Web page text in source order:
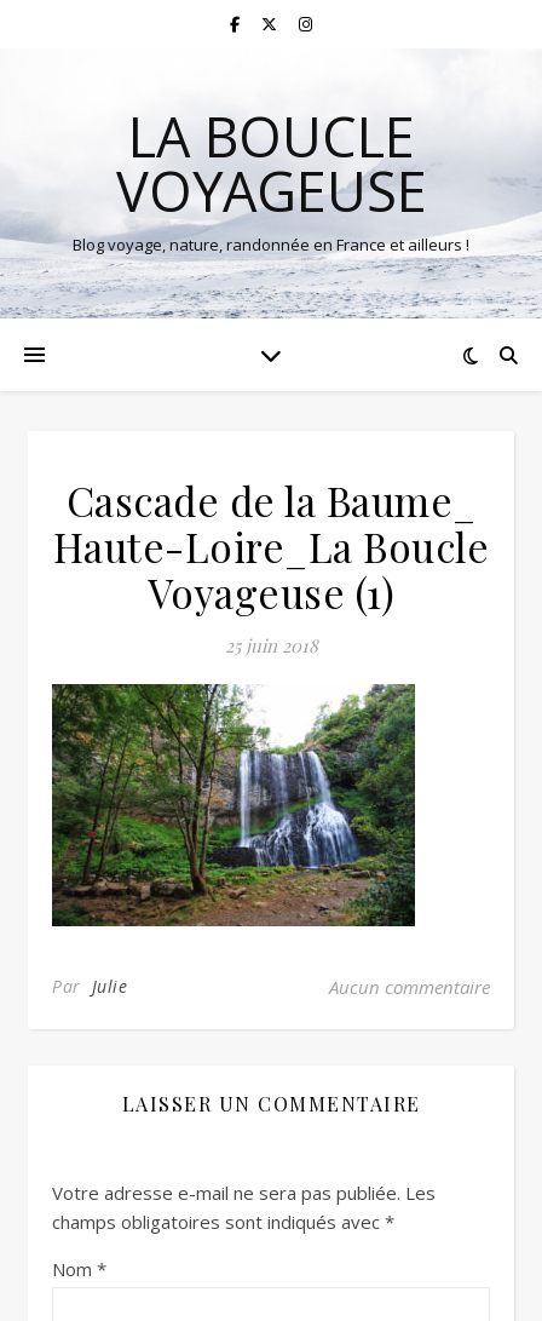
LA BOUCLE
VOYAGEUSE
Blog voyage, nature, randonnée en France et ailleurs !
Cascade de la Baume_
Haute-Loire_La Boucle
Voyageuse (1)
25 juin 2018
Par Julie Aucun commentaire
LAISSER UN COMMENTAIRE
Votre adresse e-mail ne sera pas publiée. Les
champs obligatoires sont indiqués avec *
Nom *